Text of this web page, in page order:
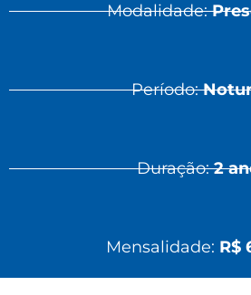
Modalidade:
Período:
Duração:2
Mensalidade: R$